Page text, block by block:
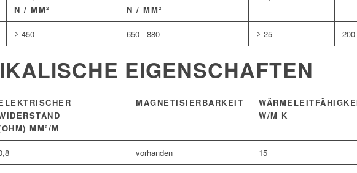
N / MM²
N / MM²
≥ 450 650 - 880 ≥ 25 200
EIGENSCHAFTEN
MM²/M
MAGNETISIERBARKEIT
W/M K
vorhanden 15